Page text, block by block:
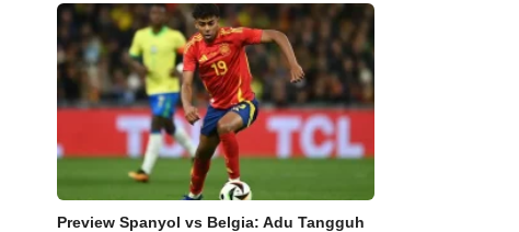
Preview Spanyol vs Belgia: Adu Tangguh